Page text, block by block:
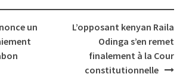
un
L’opposant kenyan Raila
Odinga s’en remet
finalement à la Cour
constitutionnelle